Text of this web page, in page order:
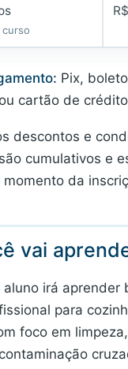
Pix,
cartão de
descontos e
cumulativos e
da
vai
irá aprender
para
foco em